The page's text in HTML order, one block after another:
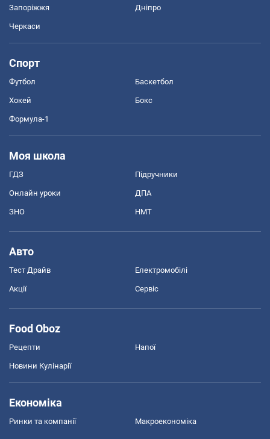
Запоріжжя Дніпро
Черкаси
Спорт
Футбол Баскетбол
Хокей Бокс
Формула-1
Моя школа
ГДЗ Підручники
Онлайн уроки ДПА
ЗНО НМТ
Авто
Тест Драйв Електромобілі
Акції Сервіс
Food Oboz
Рецепти Напої
Новини Кулінарії
Економіка
Ринки та компанії Макроекономіка